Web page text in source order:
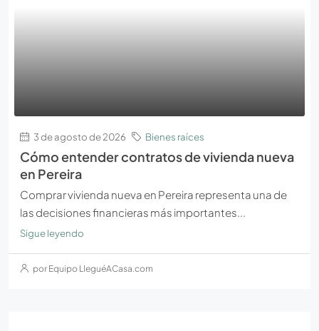
3 de agosto de 2026 Bienes raíces
Cómo entender contratos de vivienda nueva
en Pereira
Comprar vivienda nueva en Pereira representa una de
las decisiones financieras más importantes...
Sigue leyendo
por Equipo LleguéACasa.com